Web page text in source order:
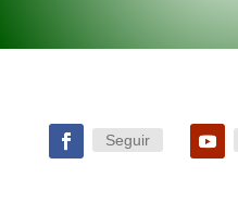
Seguir